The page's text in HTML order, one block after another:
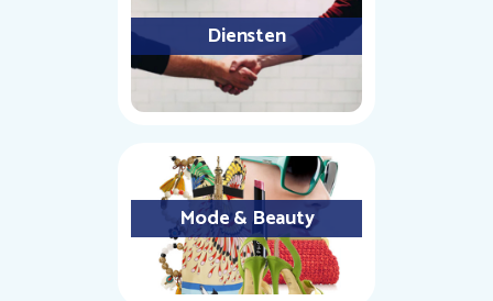
Diensten
Mode & Beauty